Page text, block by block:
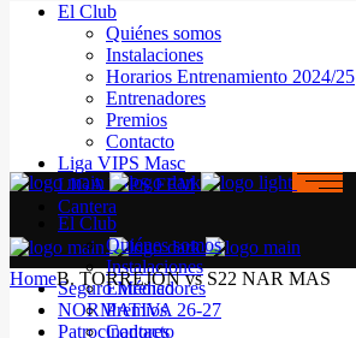
El Club
Quiénes somos
Instalaciones
Horarios Entrenamiento 2024/25
Entrenadores
Premios
Contacto
Liga VIPS Masc
LIGA VIPS FEM
Cantera
Seguro Médico
NORMATIVA 26-27
Patrocinadores
El Club
Quiénes somos
Instalaciones
Entrenadores
Premios
Contacto
HomeB. TORREJÓN vs S22 NAR MAS